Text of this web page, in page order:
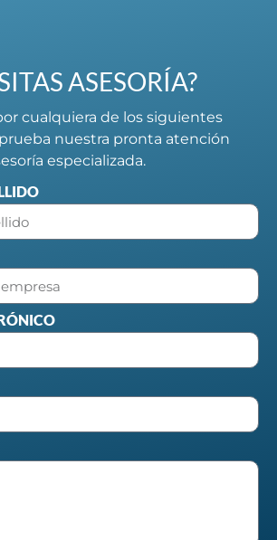
ASESORÍA?
cualquiera de los siguientes
nuestra pronta atención
especializada.